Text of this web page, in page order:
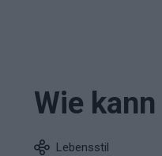
Wie
Lebensstil